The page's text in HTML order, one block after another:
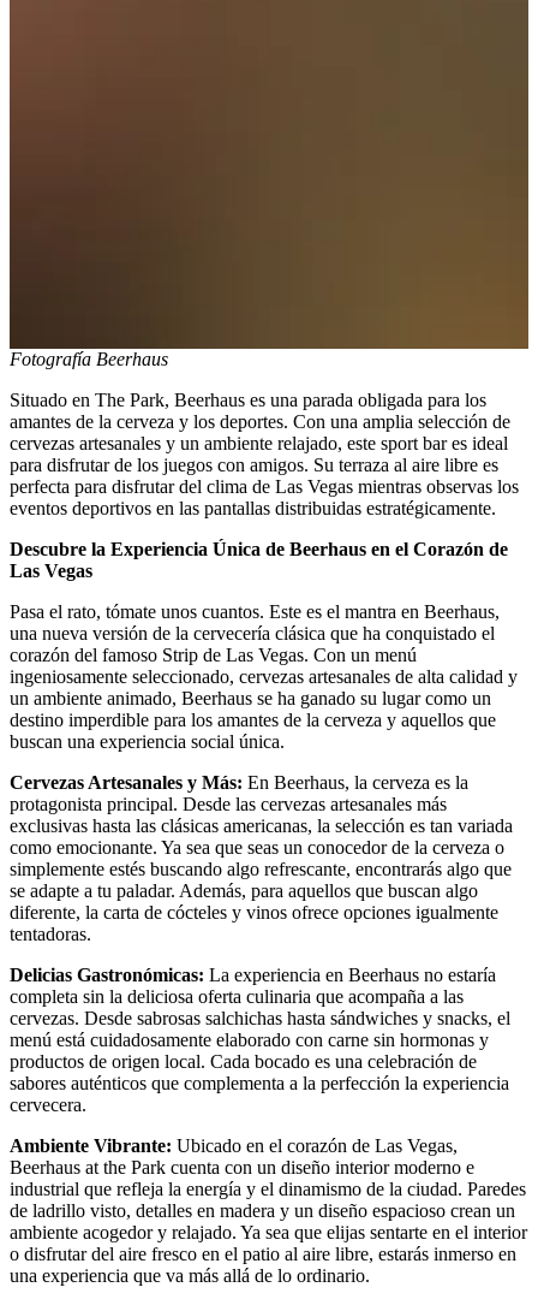
Fotografía Beerhaus
Situado en The Park, Beerhaus es una parada obligada para los
amantes de la cerveza y los deportes. Con una amplia selección de
cervezas artesanales y un ambiente relajado, este sport bar es ideal
para disfrutar de los juegos con amigos. Su terraza al aire libre es
perfecta para disfrutar del clima de Las Vegas mientras observas los
eventos deportivos en las pantallas distribuidas estratégicamente.
Descubre la Experiencia Única de Beerhaus en el Corazón de
Las Vegas
Pasa el rato, tómate unos cuantos. Este es el mantra en Beerhaus,
una nueva versión de la cervecería clásica que ha conquistado el
corazón del famoso Strip de Las Vegas. Con un menú
ingeniosamente seleccionado, cervezas artesanales de alta calidad y
un ambiente animado, Beerhaus se ha ganado su lugar como un
destino imperdible para los amantes de la cerveza y aquellos que
buscan una experiencia social única.
Cervezas Artesanales y Más: En Beerhaus, la cerveza es la
protagonista principal. Desde las cervezas artesanales más
exclusivas hasta las clásicas americanas, la selección es tan variada
como emocionante. Ya sea que seas un conocedor de la cerveza o
simplemente estés buscando algo refrescante, encontrarás algo que
se adapte a tu paladar. Además, para aquellos que buscan algo
diferente, la carta de cócteles y vinos ofrece opciones igualmente
tentadoras.
Delicias Gastronómicas: La experiencia en Beerhaus no estaría
completa sin la deliciosa oferta culinaria que acompaña a las
cervezas. Desde sabrosas salchichas hasta sándwiches y snacks, el
menú está cuidadosamente elaborado con carne sin hormonas y
productos de origen local. Cada bocado es una celebración de
sabores auténticos que complementa a la perfección la experiencia
cervecera.
Ambiente Vibrante: Ubicado en el corazón de Las Vegas,
Beerhaus at the Park cuenta con un diseño interior moderno e
industrial que refleja la energía y el dinamismo de la ciudad. Paredes
de ladrillo visto, detalles en madera y un diseño espacioso crean un
ambiente acogedor y relajado. Ya sea que elijas sentarte en el interior
o disfrutar del aire fresco en el patio al aire libre, estarás inmerso en
una experiencia que va más allá de lo ordinario.